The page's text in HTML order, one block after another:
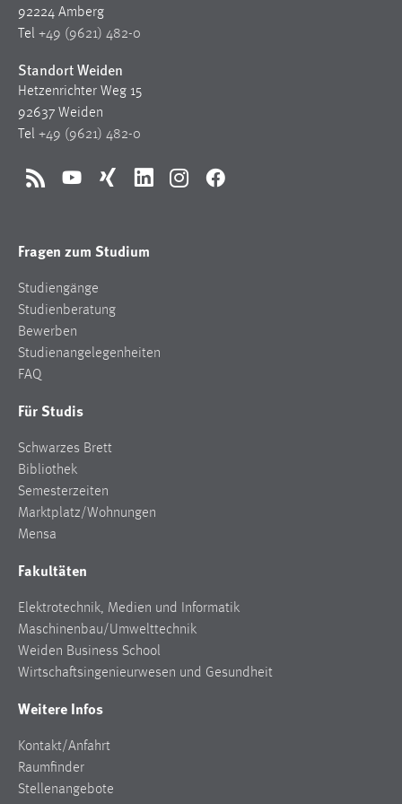
92224 Amberg
Tel +49 (9621) 482-0
Standort Weiden
Hetzenrichter Weg 15
92637 Weiden
Tel +49 (9621) 482-0
RSS YouTubeXing LinkedInInstagramFacebook
Fragen zum Studium
Studiengänge
Studienberatung
Bewerben
Studienangelegenheiten
FAQ
Für Studis
Schwarzes Brett
Bibliothek
Semesterzeiten
Marktplatz/Wohnungen
Mensa
Fakultäten
Elektrotechnik, Medien und Informatik
Maschinenbau/Umwelttechnik
Weiden Business School
Wirtschaftsingenieurwesen und Gesundheit
Weitere Infos
Kontakt/Anfahrt
Raumfinder
Stellenangebote
30 Tage
Name:
MibewSessionID, MIBEW_UserID, mibew_locale, mibew-
chat-frame-style-5e9dbeb1811c0446
Zweck:
Wird benötigt um die Chatfunktion nutzen zu können.
5e9dbeb1811c0446 = Sitzungslaufzeit, mibew_locale = 3
Login
Name:
Zweck:
einloggen zu können.
Cookie Laufzeit:
24 Stunden
STATISTIK
Statistik Cookies erfassen Informationen anonym.
Diese Informationen helfen uns zu verstehen, wie
unsere Besucher unsere Website nutzen.
_pk_ref, _pk_cvar, _pk_id, _pk_ses
Zweck: